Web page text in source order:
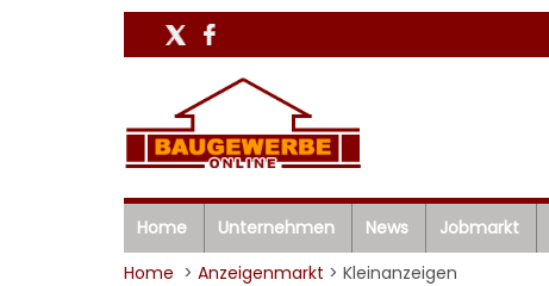
Home Unternehmen News Jobmarkt
Home > Anzeigenmarkt > Kleinanzeigen